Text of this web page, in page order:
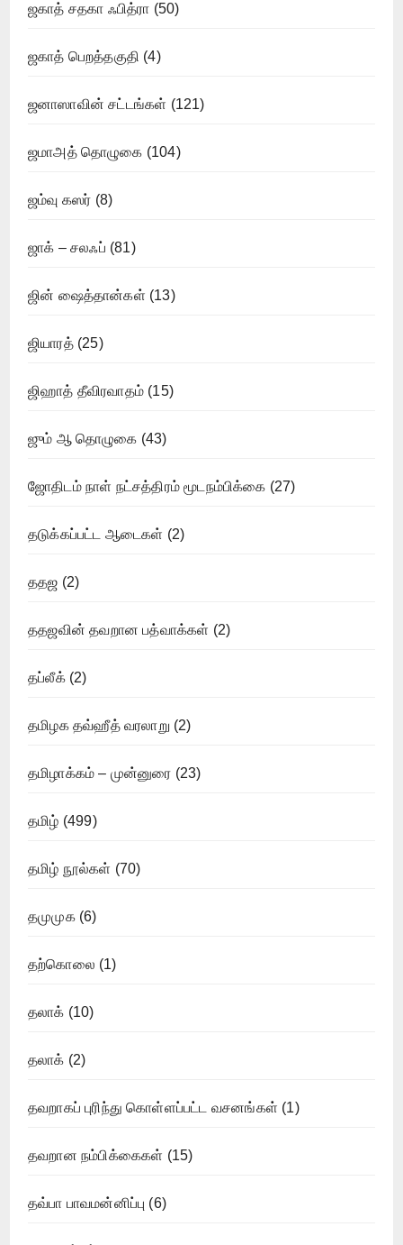
ஜகாத் சதகா ஃபித்ரா (50)
ஜகாத் பெறத்தகுதி (4)
ஜனாஸாவின் சட்டங்கள் (121)
ஜமாஅத் தொழுகை (104)
ஜம்வு கஸர் (8)
ஜாக் – சலஃப் (81)
ஜின் ஷைத்தான்கள் (13)
ஜியாரத்(25)
ஜிஹாத் தீவிரவாதம் (15)
ஜும் ஆ தொழுகை (43)
ஜோதிடம் நாள் நட்சத்திரம் மூடநம்பிக்கை (27)
தடுக்கப்பட்ட ஆடைகள் (2)
ததஜ (2)
ததஜவின் தவறான பத்வாக்கள் (2)
தப்லீக்(2)
தமிழக தவ்ஹீத் வரலாறு (2)
தமிழாக்கம் – முன்னுரை (23)
தமிழ் (499)
தமிழ் நூல்கள் (70)
தமுமுக(6)
தற்கொலை (1)
தலாக் (10)
தலாக் (2)
தவறாகப் புரிந்து கொள்ளப்பட்ட வசனங்கள் (1)
தவறான நம்பிக்கைகள் (15)
தவ்பா பாவமன்னிப்பு (6)